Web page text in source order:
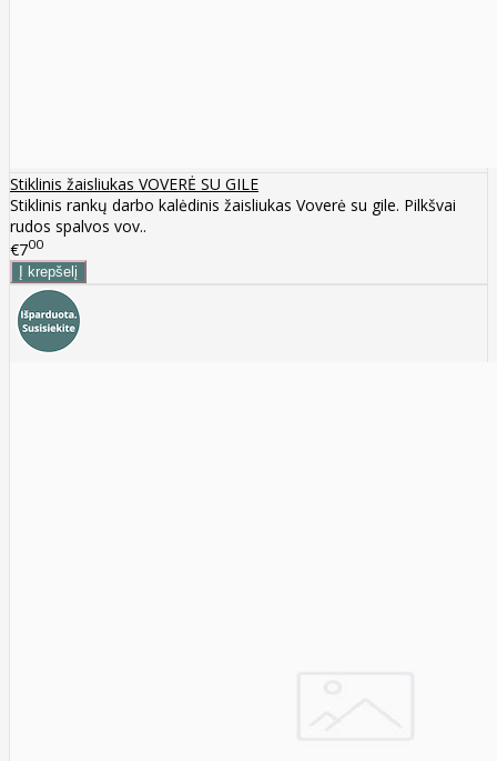
Stiklinis žaisliukas VOVERĖ SU GILE
Stiklinis rankų darbo kalėdinis žaisliukas Voverė su gile. Pilkšvai
rudos spalvos vov..
€700